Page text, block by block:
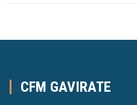
CFM GAVIRATE